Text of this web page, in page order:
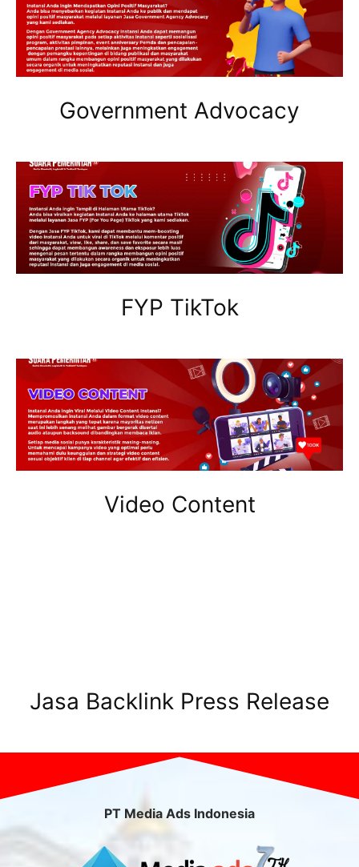
Government Advocacy
FYP TikTok
Video Content
Jasa Backlink Press Release
PT Media Ads Indonesia